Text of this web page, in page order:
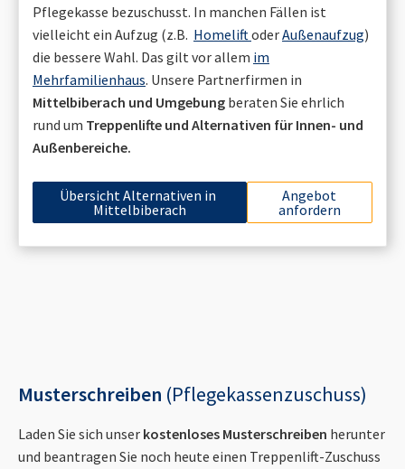
Pflegekasse bezuschusst. In manchen Fällen ist
vielleicht ein Aufzug (z.B. HomeliftoderAußenaufzug)
die bessere Wahl. Das gilt vor allem im
Mehrfamilienhaus. Unsere Partnerfirmen in
Mittelbiberach und Umgebung beraten Sie ehrlich
rund um Treppenlifte und Alternativen für Innen- und
Außenbereiche.
Übersicht Alternativen in
Mittelbiberach
Angebot
anfordern
Musterschreiben (Pflegekassenzuschuss)
Laden Sie sich unser kostenloses Musterschreiben herunter
und beantragen Sie noch heute einen Treppenlift-Zuschuss